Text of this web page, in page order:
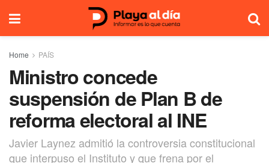
Home PAÍS
Ministro concede
suspensión de Plan B de
reforma electoral al INE
Javier Laynez admitió la controversia constitucional
que interpuso el Instituto y que frena por el